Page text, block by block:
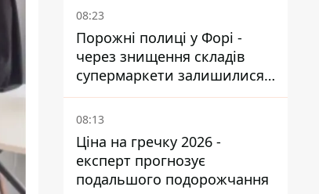
08:23
Порожні полиці у Форі -
через знищення складів
супермаркети залишилися
без асортименту
08:13
Ціна на гречку 2026 -
експерт прогнозує
подальшого подорожчання